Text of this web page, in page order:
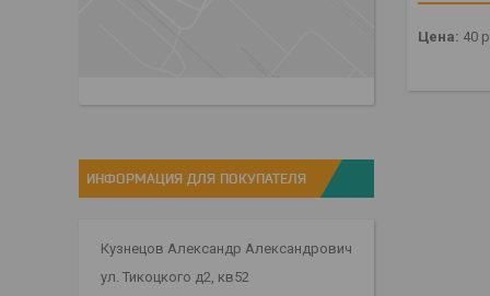
Цена: 40
ИНФОРМАЦИЯ ДЛЯ ПОКУПАТЕЛЯ
Кузнецов Александр Александрович
ул. Тикоцкого д2, кв52